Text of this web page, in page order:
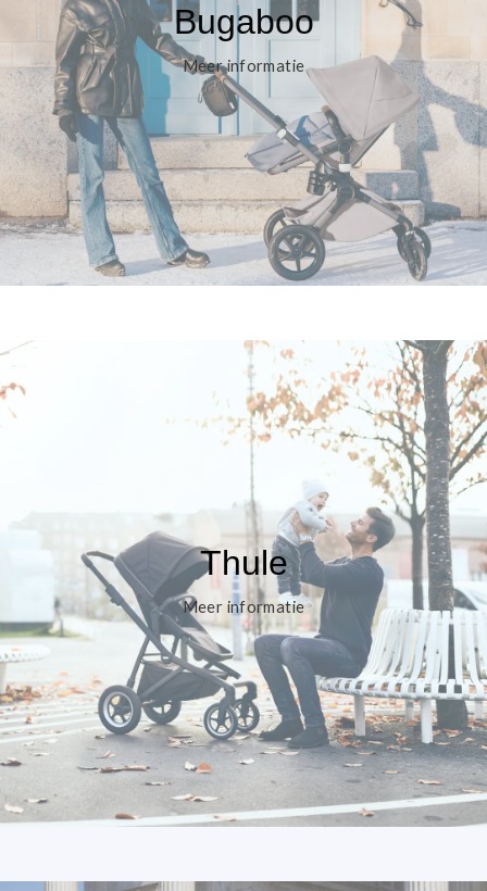
Bugaboo
Meer informatie
Thule
Meer informatie